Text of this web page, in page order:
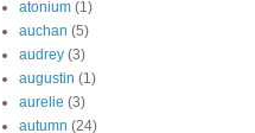
atonium (1)
auchan (5)
audrey (3)
augustin (1)
aurelie (3)
autumn (24)